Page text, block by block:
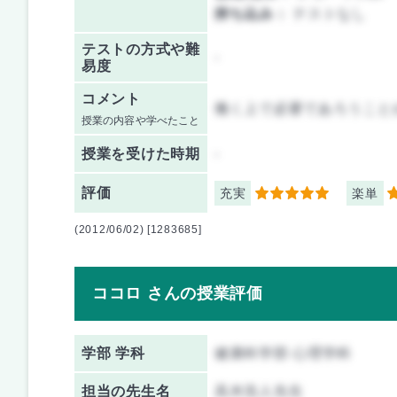
持ち込み：
テストの方式や難
易度
コメント
授業の内容や学べたこと
働く上で必要であろうこと
授業を受けた時期
評価 充実 5 楽単 5
(2012/06/02) [1283685]
ココロ さんの授業評価
学部 学科 健康科学部 心理学科
担当の先生名